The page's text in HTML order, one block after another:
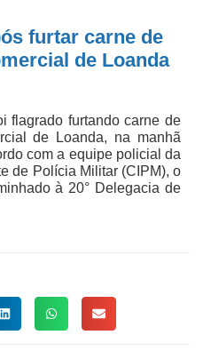
furtar carne de
de Loanda
flagrado furtando carne de
de Loanda, na manhã
com a equipe policial da
de Polícia Militar (CIPM), o
à 20° Delegacia de